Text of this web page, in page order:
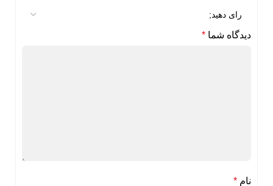
دیدگاه شما *
نام *